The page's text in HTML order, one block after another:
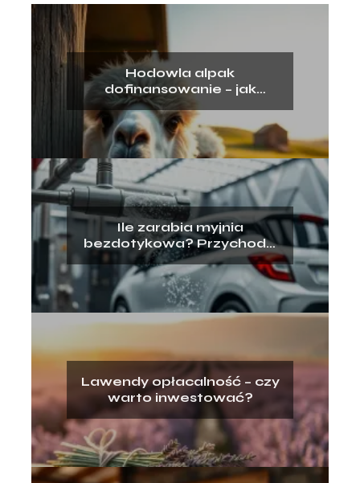
Hodowla alpak
dofinansowanie – jak
uzyskać wsparcie?
Ile zarabia myjnia
bezdotykowa? Przychody,
koszty, opłacalność
Lawendy opłacalność – czy
warto inwestować?